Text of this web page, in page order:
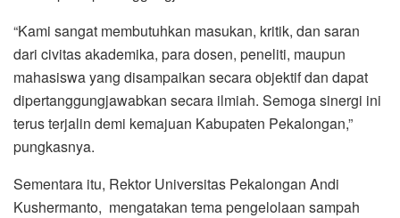
“Kami sangat membutuhkan masukan, kritik, dan saran
dari civitas akademika, para dosen, peneliti, maupun
mahasiswa yang disampaikan secara objektif dan dapat
dipertanggungjawabkan secara ilmiah. Semoga sinergi ini
terus terjalin demi kemajuan Kabupaten Pekalongan,”
pungkasnya.
Sementara itu, Rektor Universitas Pekalongan Andi
Kushermanto, mengatakan tema pengelolaan sampah